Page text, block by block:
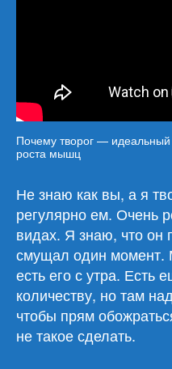
Почему творог —
роста мышц
Не знаю как вы, а я
регулярно ем. Очень
видах. Я знаю, что он
смущал один момент.
есть его с утра. Есть
количеству, но там
чтобы прям
не такое сделать.